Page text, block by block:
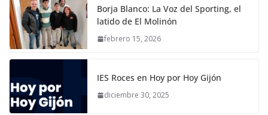
Borja Blanco: La Voz del Sporting, el
latido de El Molinón
febrero 15, 2026
IES Roces en Hoy por Hoy Gijón
diciembre 30, 2025